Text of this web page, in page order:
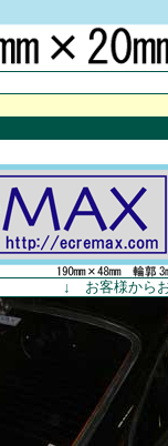
↓ お客様から